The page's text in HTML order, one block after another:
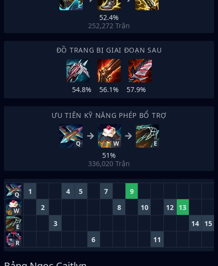
52.4%
252,272 Trận
ĐỒ TRANG BỊ GIAI ĐOẠN SAU
54.8% 56.1% 57.9%
ƯU TIÊN KỸ NĂNG PHÉP BỔ TRỢ
Q W E
51%
336,020 Trận
Q 1 4 5 7 9
W 2 8 10 12 13
E 3 14 15
R 6 11